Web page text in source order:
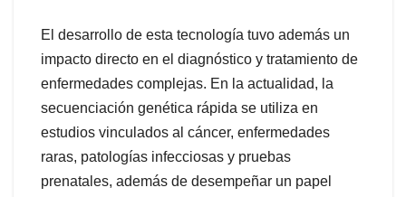
El desarrollo de esta tecnología tuvo además un
impacto directo en el diagnóstico y tratamiento de
enfermedades complejas. En la actualidad, la
secuenciación genética rápida se utiliza en
estudios vinculados al cáncer, enfermedades
raras, patologías infecciosas y pruebas
prenatales, además de desempeñar un papel